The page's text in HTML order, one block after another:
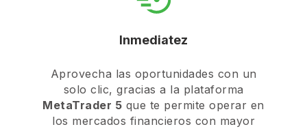
Inmediatez
Aprovecha las oportunidades con un
solo clic, gracias a la plataforma
MetaTrader 5 que te permite operar en
los mercados financieros con mayor